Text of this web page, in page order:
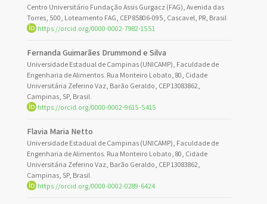
Centro Universitário Fundação Assis Gurgacz (FAG), Avenida das
Torres, 500, Loteamento FAG, CEP 85806-095, Cascavel, PR, Brasil
https://orcid.org/0000-0002-7982-1551
Fernanda Guimarães Drummond e Silva
Universidade Estadual de Campinas (UNICAMP), Faculdade de
Engenharia de Alimentos. Rua Monteiro Lobato, 80, Cidade
Universitária Zeferino Vaz, Barão Geraldo, CEP 13083862,
Campinas, SP, Brasil.
https://orcid.org/0000-0002-9615-5415
Flavia Maria Netto
Universidade Estadual de Campinas (UNICAMP), Faculdade de
Engenharia de Alimentos. Rua Monteiro Lobato, 80, Cidade
Universitária Zeferino Vaz, Barão Geraldo, CEP 13083862,
Campinas, SP, Brasil.
https://orcid.org/0000-0002-0289-6424